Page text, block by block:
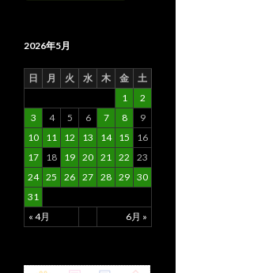
2026年5月
日 月 火 水 木 金 土
« 4月 6月 »
1
2
3
4 5 6 7 8
9
10
11 12 13 14 15
16
17
18 19 20 21 22
23
24 25 26 27 28 29 30
31